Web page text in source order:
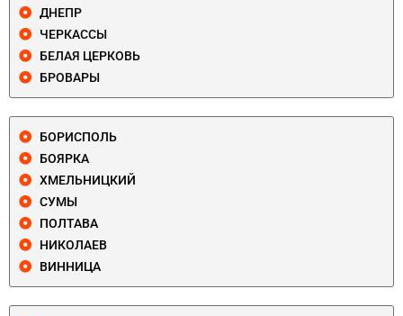
ДНЕПР
ЧЕРКАССЫ
БЕЛАЯ ЦЕРКОВЬ
БРОВАРЫ
БОРИСПОЛЬ
БОЯРКА
ХМЕЛЬНИЦКИЙ
СУМЫ
ПОЛТАВА
НИКОЛАЕВ
ВИННИЦА